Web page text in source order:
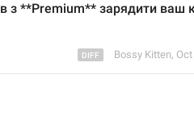
з **Premium** зарядити ваш
Bossy Kitten,